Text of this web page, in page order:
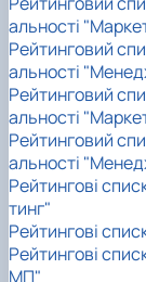
альності
Рейтинговий
альності
Рейтинговий
альності
Рейтинговий
альності
Рейтингові
тинг"
Рейтингові
Рейтингові
МП"